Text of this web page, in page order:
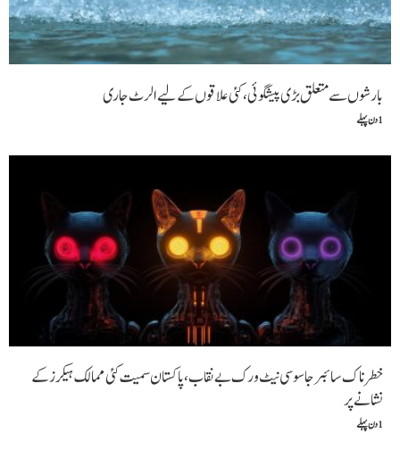
بارشوں سے متعلق بڑی پیشگوئی، کئی علاقوں کے لیے الرٹ جاری
1 دن پہلے
خطرناک سائبر جاسوسی نیٹ ورک بے نقاب، پاکستان سمیت کئی ممالک ہیکرز کے
نشانے پر
1 دن پہلے